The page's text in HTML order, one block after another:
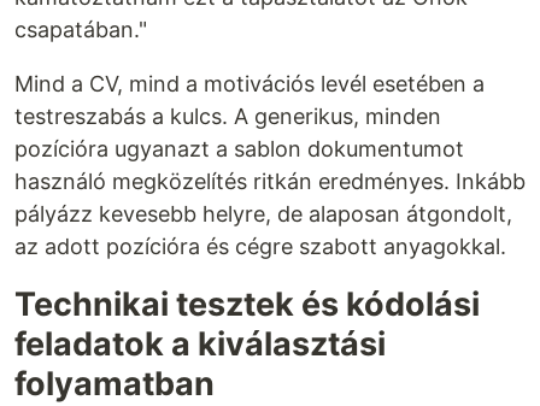
csapatában."
Mind a CV, mind a motivációs levél esetében a
testreszabás a kulcs. A generikus, minden
pozícióra ugyanazt a sablon dokumentumot
használó megközelítés ritkán eredményes. Inkább
pályázz kevesebb helyre, de alaposan átgondolt,
az adott pozícióra és cégre szabott anyagokkal.
Technikai tesztek és kódolási
feladatok a kiválasztási
folyamatban